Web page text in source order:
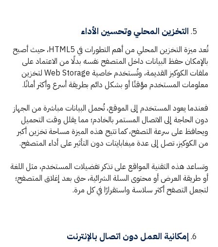
التخزين المحلي وتحسين الأداء
تُعد ميزة التخزين المحلي من أهم التطورات في HTML5، حيث أصبح
بالإمكان حفظ البيانات داخل المتصفح نفسه بدلًا من الاعتماد على
ملفات الكوكيز القديمة، وتُستخدم خاصية Web Storage لتخزين
معلومات المستخدم مؤقتًا أو بشكل دائم بطريقة أسرع وأكثر أمانًا.
فعندما يعود المستخدم إلى الموقع، تُحمل البيانات مباشرة من الجهاز
دون الحاجة إلى الاتصال المستمر بالخادم؛ مما يقلل وقت التحميل
ويحافظ على سرعة التصفح، كما تتيح هذه الميزة مساحة تخزين أكبر
من الكوكيز، تصل إلى عدة ميغابايتات دون التأثير على أداء المتصفح.
وتساعد هذه التقنية المواقع على تذكر تفضيلات المستخدم، مثل اللغة
أو طريقة العرض أو محتوى السلة الشرائية، حتى بعد إغلاق المتصفح؛
لتجعل التصفح أكثر سلاسة واستقرارًا في كل مرة.
إمكانية العمل دون اتصال بالإنترنت